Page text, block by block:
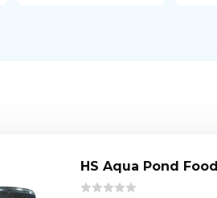
HS Aqua Pond